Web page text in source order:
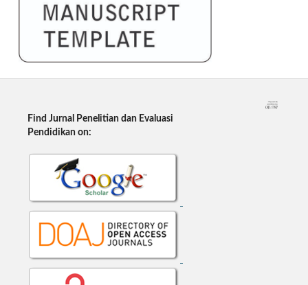
Find Jurnal Penelitian dan Evaluasi
Pendidikan on: